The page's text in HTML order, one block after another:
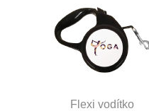
Flexi vodítko